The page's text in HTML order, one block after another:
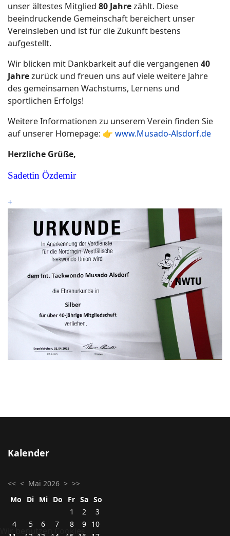
unser ältestes Mitglied 80 Jahrezählt. Diese
beeindruckende Gemeinschaft bereichert unser
Vereinsleben und ist für die Zukunft bestens
aufgestellt.
Wir blicken mit Dankbarkeit auf die vergangenen 40
Jahrezurück und freuen uns auf viele weitere Jahre
des gemeinsamen Wachstums, Lernens und
sportlichen Erfolgs!
Weitere Informationen zu unserem Verein finden Sie
auf unserer Homepage: 👉 www.Musado-Alsdorf.de
Herzliche Grüße,
Sadettin Özdemir
+
Kalender
<< < Mai 2026 > >>
Mo
Di Mi Do Fr Sa So
1
2
3
4
5 6 7 8 9 10